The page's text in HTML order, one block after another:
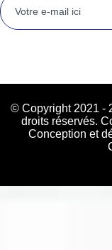
© Copyright 2021 -
droits réservés.
Conception et